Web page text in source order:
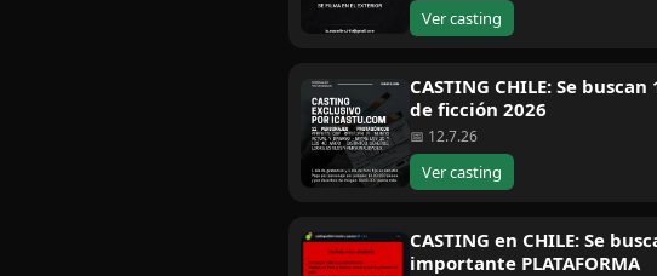
Ver casting
CASTING CHILE: Se
de ficción 2026
📅 12.7.26
Ver casting
CASTING en CHILE: Se
importante PLATAFORMA